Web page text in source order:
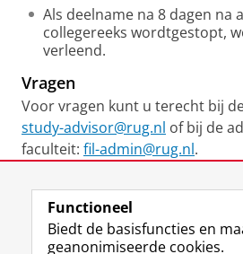
Als deelname na 8 dagen na
collegereeks wordtgestopt,
verleend.
Vragen
Voor vragen kunt u terecht bij
study-advisor@rug.nl of bij de
faculteit: fil-admin@rug.nl.
Laatst gewijzigd: 08 juni 2026
Functioneel
Biedt de basisfuncties en
geanonimiseerde cookies.